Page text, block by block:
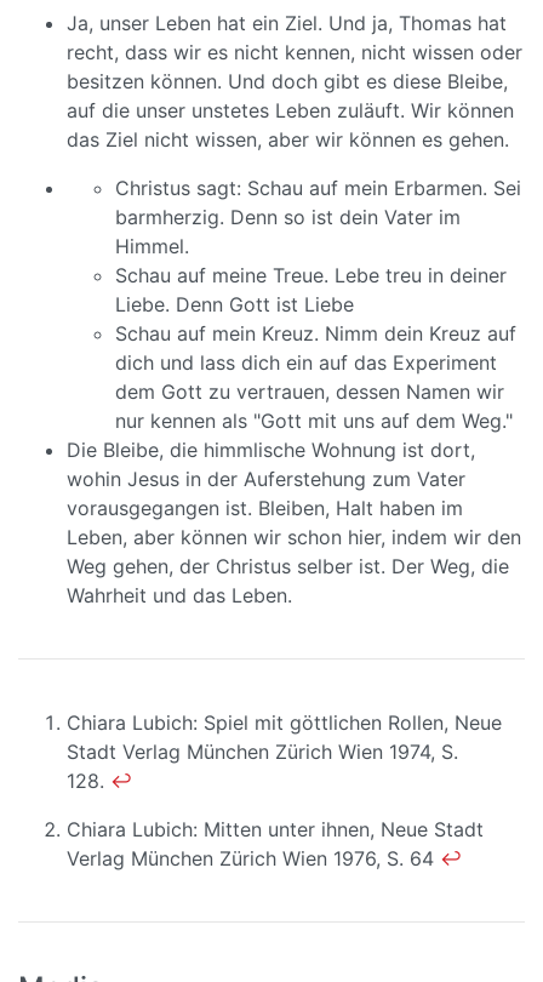
Ja, unser Leben hat ein Ziel. Und ja, Thomas hat
recht, dass wir es nicht kennen, nicht wissen oder
besitzen können. Und doch gibt es diese Bleibe,
auf die unser unstetes Leben zuläuft. Wir können
das Ziel nicht wissen, aber wir können es gehen.
Christus sagt: Schau auf mein Erbarmen. Sei
barmherzig. Denn so ist dein Vater im
Himmel.
Schau auf meine Treue. Lebe treu in deiner
Liebe. Denn Gott ist Liebe
Schau auf mein Kreuz. Nimm dein Kreuz auf
dich und lass dich ein auf das Experiment
dem Gott zu vertrauen, dessen Namen wir
nur kennen als "Gott mit uns auf dem Weg."
Die Bleibe, die himmlische Wohnung ist dort,
wohin Jesus in der Auferstehung zum Vater
vorausgegangen ist. Bleiben, Halt haben im
Leben, aber können wir schon hier, indem wir den
Weg gehen, der Christus selber ist. Der Weg, die
Wahrheit und das Leben.
Chiara Lubich: Spiel mit göttlichen Rollen, Neue
Stadt Verlag München Zürich Wien 1974, S.
128. ↩
Chiara Lubich: Mitten unter ihnen, Neue Stadt
Verlag München Zürich Wien 1976, S. 64 ↩